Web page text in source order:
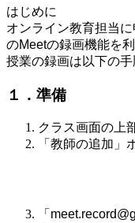
はじめに
オンライン教育担当
のMeetの録画機能を
授業の録画は以下の手
１．準備
クラス画面の上
「教師の追加」
「